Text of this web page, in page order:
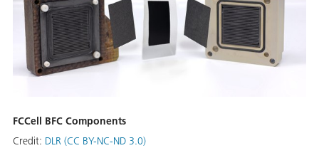
FCCell BFC Components
Credit: DLR (CC BY-NC-ND 3.0)